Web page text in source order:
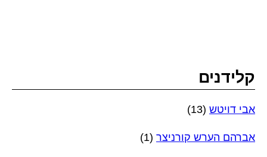
קלידנים
אבי דויטש (13)
אברהם הערש קורניצר (1)